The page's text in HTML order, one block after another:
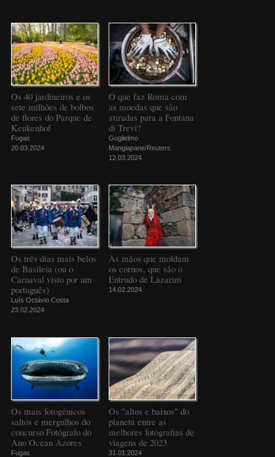
Os 40 jardineiros e os
sete milhões de bolbos
de flores do Parque de
Keukenhof
Fugas
20.03.2024
O que faz Roma com
as moedas que são
atiradas para a Fontana
di Trevi?
Guglielmo
Mangiapane/Reuters
12.03.2024
Os três dias mais belos
de Basileia (ou o
Carnaval visto por um
português)
Luís Octávio Costa
23.02.2024
As mãos que moldam
os cornos, que são o
Entrudo de Lazarim
14.02.2024
Os mais fotogénicos
saltos e mergulhos do
concurso Fotógrafo do
Ano Ocean Azores
Fugas
Os "altos e baixos" do
planeta entre as
melhores fotografias de
viagens de 2023
31.01.2024